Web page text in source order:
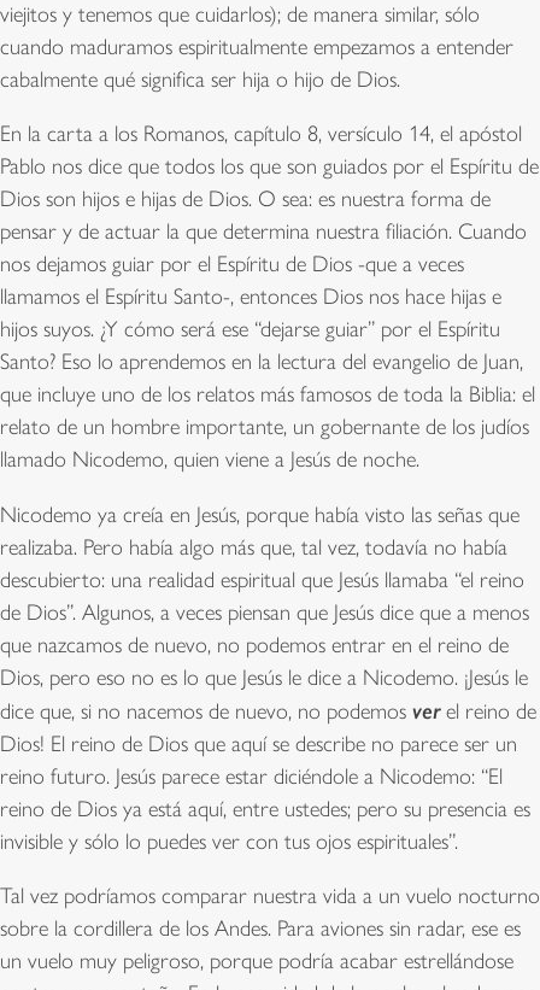
viejitos y tenemos que cuidarlos); de manera similar, sólo
cuando maduramos espiritualmente empezamos a entender
cabalmente qué significa ser hija o hijo de Dios.
En la carta a los Romanos, capítulo 8, versículo 14, el apóstol
Pablo nos dice que todos los que son guiados por el Espíritu de
Dios son hijos e hijas de Dios. O sea: es nuestra forma de
pensar y de actuar la que determina nuestra filiación. Cuando
nos dejamos guiar por el Espíritu de Dios -que a veces
llamamos el Espíritu Santo-, entonces Dios nos hace hijas e
hijos suyos. ¿Y cómo será ese “dejarse guiar” por el Espíritu
Santo? Eso lo aprendemos en la lectura del evangelio de Juan,
que incluye uno de los relatos más famosos de toda la Biblia: el
relato de un hombre importante, un gobernante de los judíos
llamado Nicodemo, quien viene a Jesús de noche.
Nicodemo ya creía en Jesús, porque había visto las señas que
realizaba. Pero había algo más que, tal vez, todavía no había
descubierto: una realidad espiritual que Jesús llamaba “el reino
de Dios”. Algunos, a veces piensan que Jesús dice que a menos
que nazcamos de nuevo, no podemos entrar en el reino de
Dios, pero eso no es lo que Jesús le dice a Nicodemo. ¡Jesús le
dice que, si no nacemos de nuevo, no podemos verel reino de
Dios! El reino de Dios que aquí se describe no parece ser un
reino futuro. Jesús parece estar diciéndole a Nicodemo: “El
reino de Dios ya está aquí, entre ustedes; pero su presencia es
invisible y sólo lo puedes ver con tus ojos espirituales”.
Tal vez podríamos comparar nuestra vida a un vuelo nocturno
sobre la cordillera de los Andes. Para aviones sin radar, ese es
un vuelo muy peligroso, porque podría acabar estrellándose